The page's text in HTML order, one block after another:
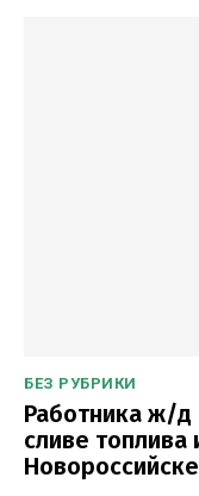
БЕЗ РУБРИКИ
Работника ж/д
сливе топлива
Новороссийске